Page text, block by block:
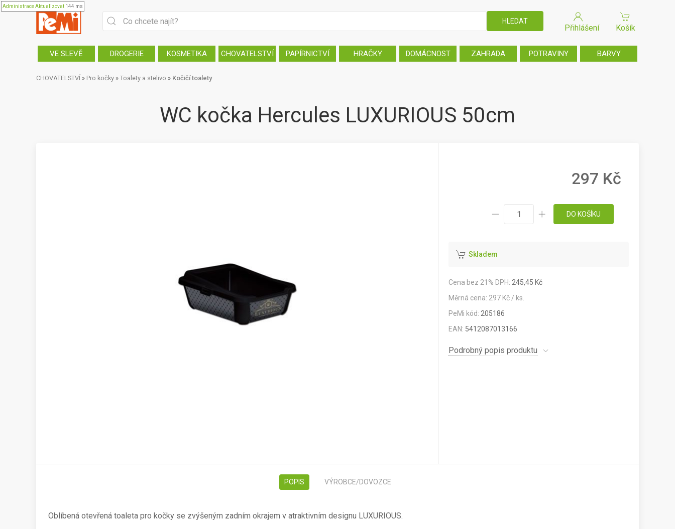
AdministraceAktualizovat 144 ms
Přihlášení Košík
VE SLEVĚ DROGERIE KOSMETIKA CHOVATELSTVÍ PAPÍRNICTVÍ HRAČKY DOMÁCNOST ZAHRADA POTRAVINY BARVY
CHOVATELSTVÍ » Pro kočky » Toalety a stelivo » Kočičí toalety
WC kočka Hercules LUXURIOUS 50cm
297 Kč
DO KOŠÍKU
Skladem
Cena bez 21% DPH: 245,45 Kč
Měrná cena: 297 Kč / ks.
PeMi kód: 205186
EAN: 5412087013166
Podrobný popis produktu
POPIS VÝROBCE/DOVOZCE
Oblíbená otevřená toaleta pro kočky se zvýšeným zadním okrajem v atraktivním designu LUXURIOUS.